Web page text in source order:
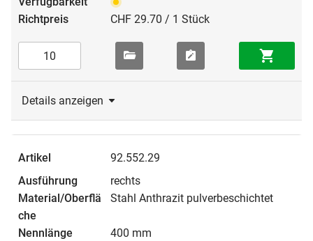
CHF 29.70 / 1 Stück
Details anzeigen
92.552.29
rechts
Stahl Anthrazit pulverbeschichtet
400 mm